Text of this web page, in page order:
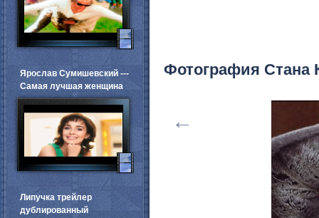
Фотография Стана
←
Ярослав Сумишевский ---
Самая лучшая женщина
Липучка трейлер
дублированный